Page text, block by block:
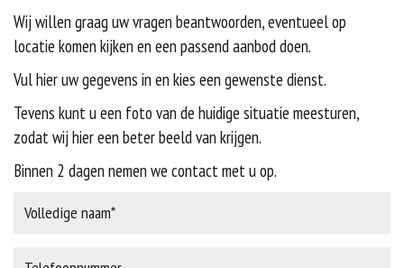
Wij willen graag uw vragen beantwoorden, eventueel op
locatie komen kijken en een passend aanbod doen.
Vul hier uw gegevens in en kies een gewenste dienst.
Tevens kunt u een foto van de huidige situatie meesturen,
zodat wij hier een beter beeld van krijgen.
Binnen 2 dagen nemen we contact met u op.